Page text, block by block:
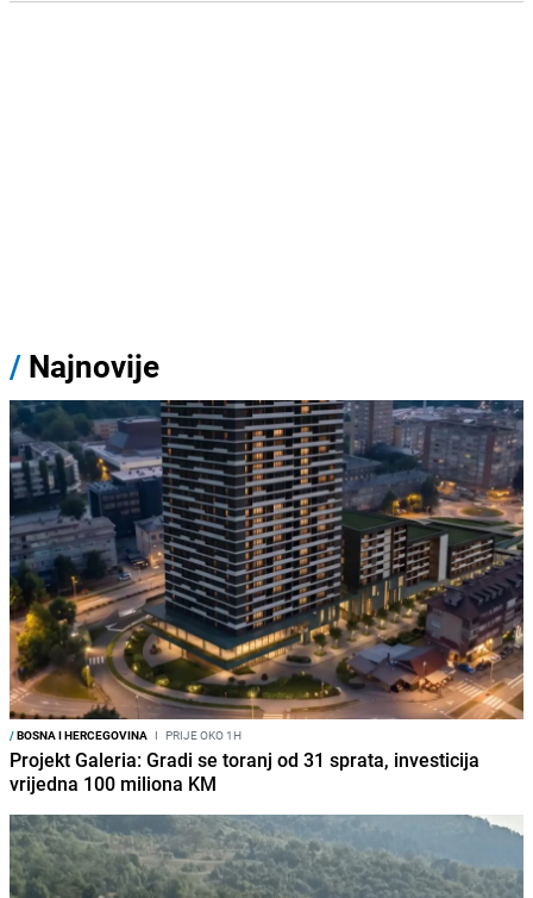
/ Najnovije
/BOSNA I HERCEGOVINA I PRIJE OKO 1H
Projekt Galeria: Gradi se toranj od 31 sprata, investicija
vrijedna 100 miliona KM